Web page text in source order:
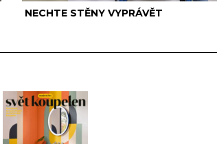
NECHTE STĚNY VYPRÁVĚT